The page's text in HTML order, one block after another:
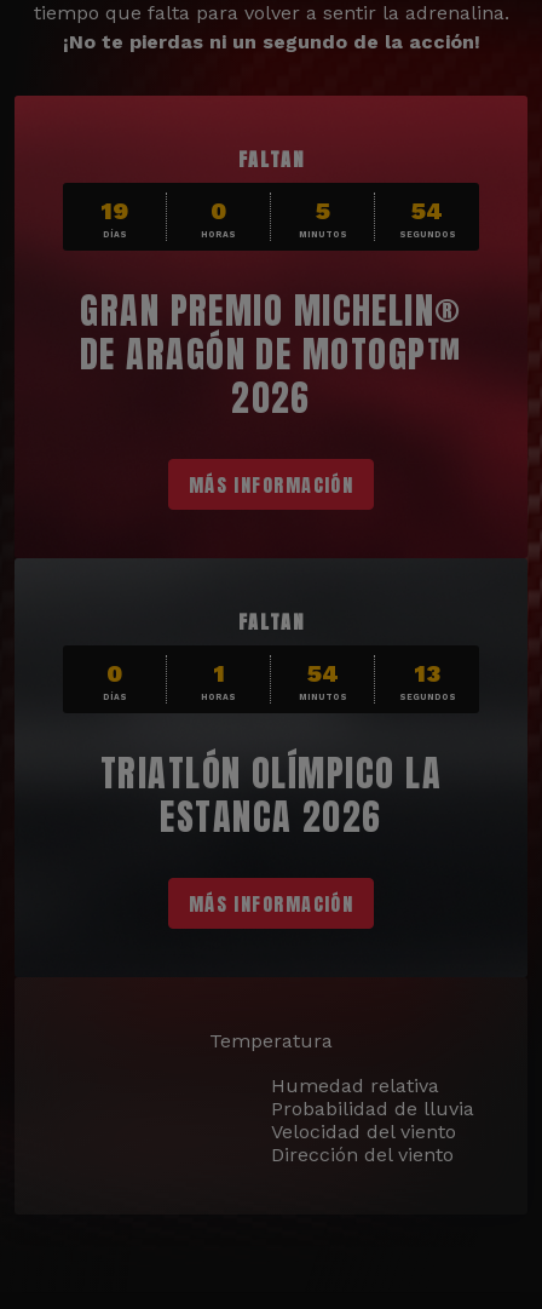
tiempo que falta para volver a sentir la adrenalina.
¡No te pierdas ni un segundo de la acción!
FALTAN
19
DÍAS
0
HORAS
5
MINUTOS
53
SEGUNDOS
GRAN PREMIO MICHELIN®
DE ARAGÓN DE MOTOGP™
2026
MÁS INFORMACIÓN
FALTAN
0
DÍAS
1
HORAS
54
MINUTOS
12
SEGUNDOS
TRIATLÓN OLÍMPICO LA
ESTANCA 2026
MÁS INFORMACIÓN
Temperatura
Humedad relativa
Probabilidad de lluvia
Velocidad del viento
Dirección del viento